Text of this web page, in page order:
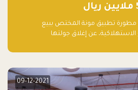
مطورة تطبيق مونة المختص ببيع
الاستهلاكية، عن إغلاق جولتها
دعم المنشآت المحدودة وتسارع القابضة
09-12-2021